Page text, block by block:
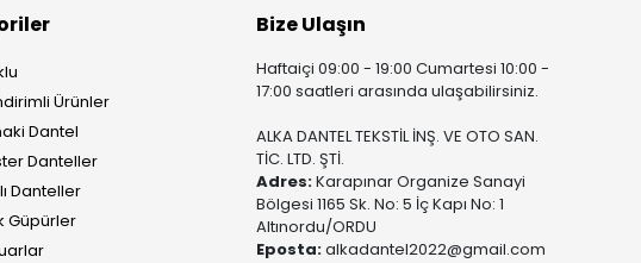
Ürünler
Dantel
Danteller
Danteller
Güpürler
Bize Ulaşın
Haftaiçi 09:00 - 19:00 Cumartesi 10:00 -
17:00 saatleri arasında ulaşabilirsiniz.
ALKA DANTEL TEKSTİL İNŞ. VE OTO SAN.
TİC. LTD. ŞTİ.
Adres:Karapınar Organize Sanayi
Bölgesi 1165 Sk. No: 5 İç Kapı No: 1
Altınordu/ORDU
Eposta:alkadantel2022@gmail.com